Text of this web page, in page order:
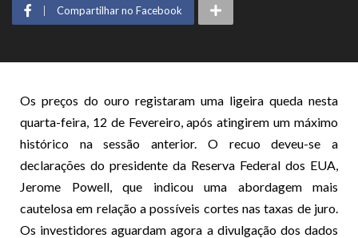
Compartilhar no Facebook
Os preços do ouro registaram uma ligeira queda nesta
quarta-feira, 12 de Fevereiro, após atingirem um máximo
histórico na sessão anterior. O recuo deveu-se a
declarações do presidente da Reserva Federal dos EUA,
Jerome Powell, que indicou uma abordagem mais
cautelosa em relação a possíveis cortes nas taxas de juro.
Os investidores aguardam agora a divulgação dos dados